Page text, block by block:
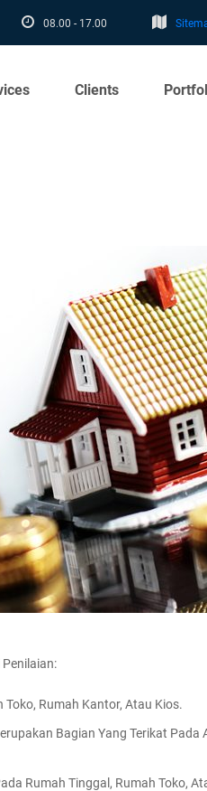
08.00 - 17.00
Clients
Rumah Kantor, Atau Kios.
Bagian Yang Terikat Pada
Rumah Tinggal, Rumah Toko,